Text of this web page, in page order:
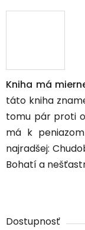
Kniha má
táto kniha
tomu pár proti
má k
najradšej:
Bohatí a
Dostupnosť